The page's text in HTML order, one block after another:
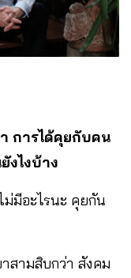
การได้คุยกับคน
งไงบ้าง
มีอะไรนะ คุยกัน
สามสิบกว่า สังคม